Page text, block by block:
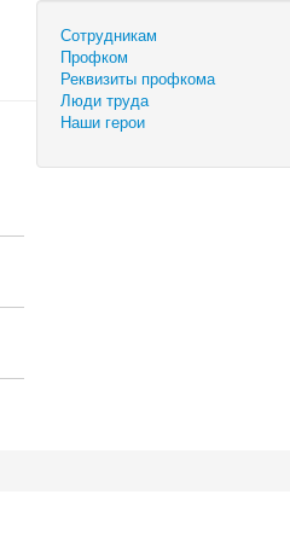
Сотрудникам
Профком
Реквизиты профкома
Люди труда
Наши герои